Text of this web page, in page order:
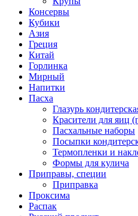
Консервы
Кубики
Азия
Греция
Китай
Горлинка
Мирный
Напитки
Пасха
Глазурь
Красители для яиц
Пасхальные наборы
Посыпки
Термопленки и
Формы для кулича
Приправы, специи
Приправка
Проксима
Распак